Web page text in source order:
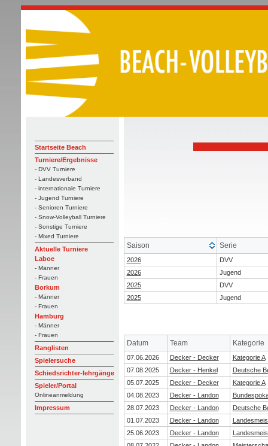
Startseite Beach
Turniere/Ergebnisse
- DVV Turniere
- Landesverband
- internationale Turniere
- Jugend Turniere
- Senioren Turniere
- Snow-Volleyball Turniere
- Sonstige Turniere
- Mixed Turniere
Aktuelle Turniere
Laboe
- Männer
- Frauen
Borkum
- Männer
- Frauen
Hamburg
- Männer
- Frauen
Ranglisten
Spielersuche
Schiedsrichter-lehrgänge
Spieler/Portal
Onlineanmeldung
Impressum
Saison Serie
2026
DVV
2026
Jugend
2025
DVV
2025
Jugend
Datum Team Kategorie
07.06.2026 Decker - Decker
Kategorie A
07.08.2025
Decker - Henkel
Deutsche
05.07.2025
Decker - Decker
Kategorie A
04.08.2023
Decker - Landon
28.07.2023
Decker - Landon
Deutsche
01.07.2023
Decker - Landon
25.06.2023
Decker - Landon